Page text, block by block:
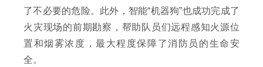
了不必要的危险。此外，智能“机器狗”也成功完成了
火灾现场的前期勘察，帮助队员们远程感知火源位
置和烟雾浓度，最大程度保障了消防员的生命安
全。